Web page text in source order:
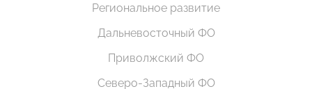
Региональное развитие
Дальневосточный ФО
Приволжский ФО
Северо-Западный ФО